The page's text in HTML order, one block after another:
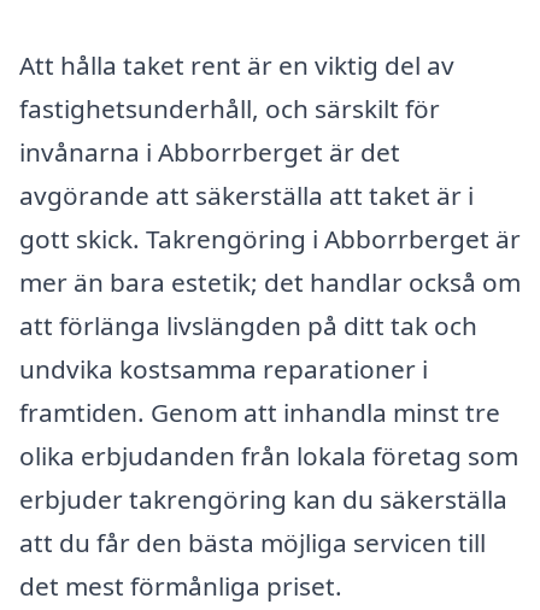
Att hålla taket rent är en viktig del av
fastighetsunderhåll, och särskilt för
invånarna i Abborrberget är det
avgörande att säkerställa att taket är i
gott skick. Takrengöring i Abborrberget är
mer än bara estetik; det handlar också om
att förlänga livslängden på ditt tak och
undvika kostsamma reparationer i
framtiden. Genom att inhandla minst tre
olika erbjudanden från lokala företag som
erbjuder takrengöring kan du säkerställa
att du får den bästa möjliga servicen till
det mest förmånliga priset.